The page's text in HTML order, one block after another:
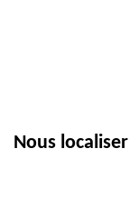
Nous localiser